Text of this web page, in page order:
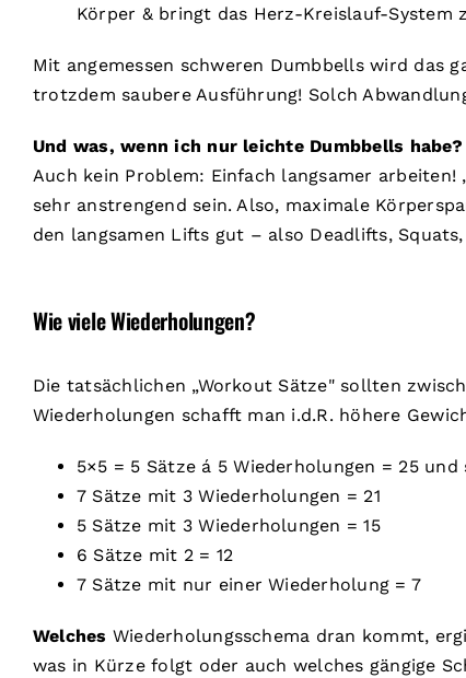
Körper & bringt das Herz-Kreislauf-System
Mit angemessen schweren Dumbbells wird das
trotzdem saubere Ausführung! Solch
Und was, wenn ich nur leichte Dumbbells habe?
Auch kein Problem: Einfach langsamer
sehr anstrengend sein. Also, maximale
den langsamen Lifts gut – also Deadlifts,
Wie viele Wiederholungen?
Die tatsächlichen „Workout Sätze" sollten
Wiederholungen schafft man i.d.R. höhere
5×5 = 5 Sätze á 5 Wiederholungen = 25
7 Sätze mit 3 Wiederholungen = 21
5 Sätze mit 3 Wiederholungen = 15
6 Sätze mit 2 = 12
7 Sätze mit nur einer Wiederholung = 7
Welches Wiederholungsschema dran kommt,
was in Kürze folgt oder auch welches gängige